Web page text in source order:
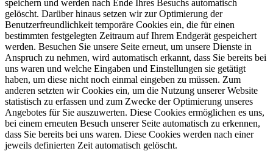
speichern und werden nach Ende Ihres Besuchs automatisch
gelöscht. Darüber hinaus setzen wir zur Optimierung der
Benutzerfreundlichkeit temporäre Cookies ein, die für einen
bestimmten festgelegten Zeitraum auf Ihrem Endgerät gespeichert
werden. Besuchen Sie unsere Seite erneut, um unsere Dienste in
Anspruch zu nehmen, wird automatisch erkannt, dass Sie bereits bei
uns waren und welche Eingaben und Einstellungen sie getätigt
haben, um diese nicht noch einmal eingeben zu müssen. Zum
anderen setzten wir Cookies ein, um die Nutzung unserer Website
statistisch zu erfassen und zum Zwecke der Optimierung unseres
Angebotes für Sie auszuwerten. Diese Cookies ermöglichen es uns,
bei einem erneuten Besuch unserer Seite automatisch zu erkennen,
dass Sie bereits bei uns waren. Diese Cookies werden nach einer
jeweils definierten Zeit automatisch gelöscht.